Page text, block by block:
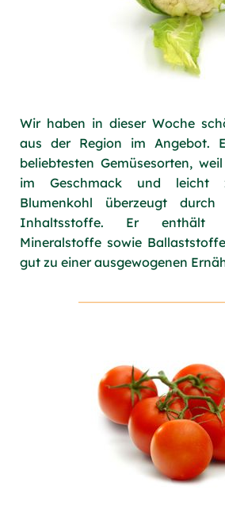
Wir haben in dieser Woche
aus der Region im Angebot.
beliebtesten Gemüsesorten,
im Geschmack und leicht
Blumenkohl überzeugt durch
Inhaltsstoffe. Er enthält
Mineralstoffe sowie
gut zu einer ausgewogenen